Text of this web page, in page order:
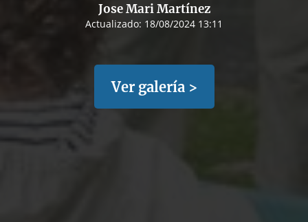
Jose Mari Martínez
Actualizado: 18/08/2024 13:11
Ver galería >